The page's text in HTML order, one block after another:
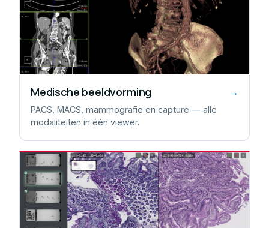
Medische beeldvorming →
PACS, MACS, mammografie en capture — alle
modaliteiten in één viewer.